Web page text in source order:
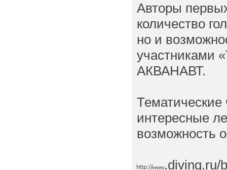
Авторы
количество
но и
участниками
АКВАНАВТ.
Тематические
интересные
возможность
.diving.ru/